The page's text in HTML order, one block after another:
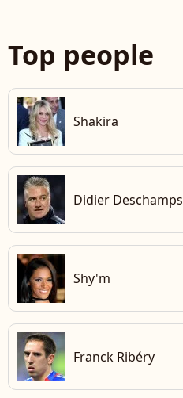
Top people
Shakira
Didier Deschamps
Shy'm
Franck Ribéry